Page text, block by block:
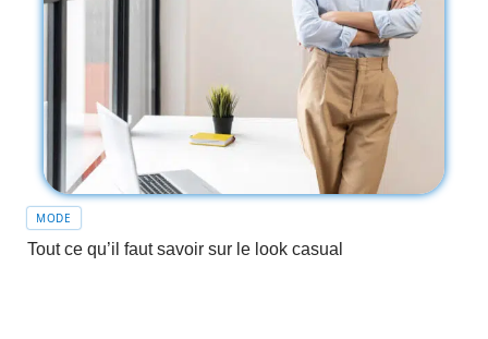
MODE
Tout ce qu’il faut savoir sur le look casual